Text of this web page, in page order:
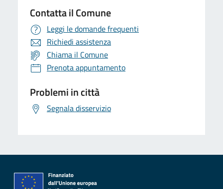
Contatta il Comune
Leggi le domande frequenti
Richiedi assistenza
Chiama il Comune
Prenota appuntamento
Problemi in città
Segnala disservizio